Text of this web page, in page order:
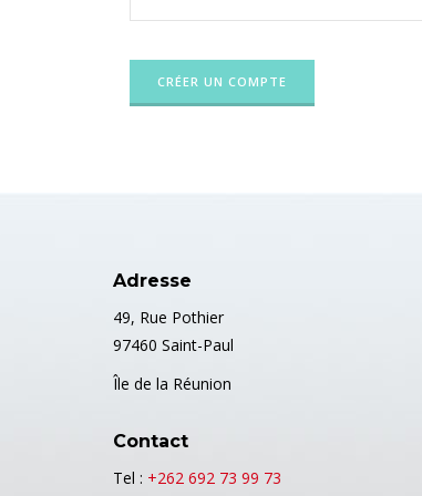
Adresse
49, Rue Pothier
97460 Saint-Paul
Île de la Réunion
Contact
Tel : +262 692 73 99 73